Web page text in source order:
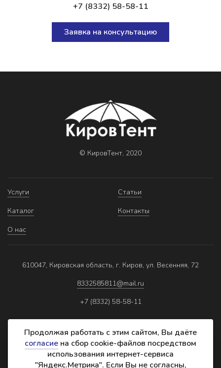
+7 (8332) 58-58-11
Заявка на консультацию
© КировТент, 2020
Услуги
Каталог
О нас
Статьи
Контакты
610047, Кировская область, г. Киров, ул. Весенняя, 72
8332585811@mail.ru
+7 (8332) 58-58-11
Политика обработки персональных данных
Продолжая работать с этим сайтом, Вы даёте
согласие на сбор cookie-файлов посредством
использования интернет-сервиса
"Яндекс.Метрика". Если Вы не согласны,